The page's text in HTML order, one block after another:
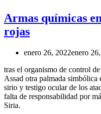
Armas químicas
rojas
enero 26, 2022enero
tras el organismo de control
Assad otra palmada
sirio y testigo ocular de los
falta de responsabilidad por
Siria.